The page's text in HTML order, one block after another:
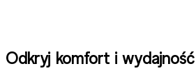
Odkryj komfort i